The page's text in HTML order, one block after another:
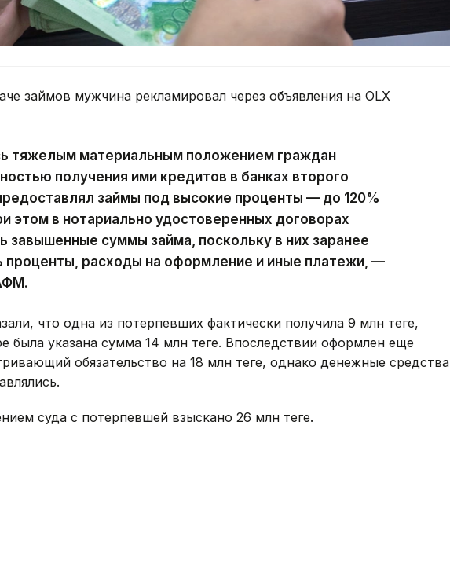
займов мужчина рекламировал через объявления на OLX
тяжелым материальным положением граждан
получения ими кредитов в банках второго
займы под высокие проценты — до 120%
этом в нотариально удостоверенных договорах
завышенные суммы займа, поскольку в них заранее
проценты, расходы на оформление и иные платежи, —
что одна из потерпевших фактически получила 9 млн теңге,
была указана сумма 14 млн теңге. Впоследствии оформлен еще
обязательство на 18 млн теңге, однако денежные средства
суда с потерпевшей взыскано 26 млн теңге.